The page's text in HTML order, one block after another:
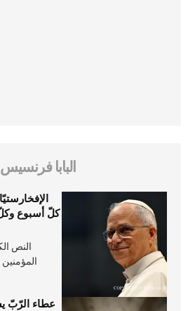
البابا فرنسيس
كلّ أسبوع
النص
المؤمنين يوم
عطاء الرّبّ